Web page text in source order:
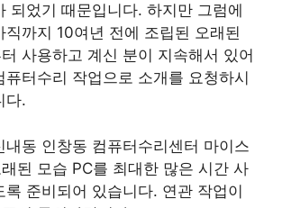
되었기 때문입니다. 하지만 그럼에
직까지 10여년 전에 조립된 오래된
사용하고 계신 분이 지속해서 있어
퓨터수리 작업으로 소개를 요청하시
다.
내동 인창동 컴퓨터수리센터 마이스
된 모습 PC를 최대한 많은 시간 사
록 준비되어 있습니다. 연관 작업이